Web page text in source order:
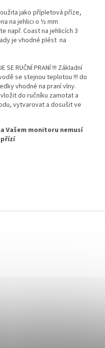
jako přípletová příze,
na jehlici o ½ mm
např. Coast na jehlicích 3
je vhodné plést na
SE RUČNÍ PRANÍ !!! Základní
se stejnou teplotou !!! do
vhodné na praní vlny.
do ručníku zamotat a
vytvarovat a dosušit ve
Vašem monitoru nemusí